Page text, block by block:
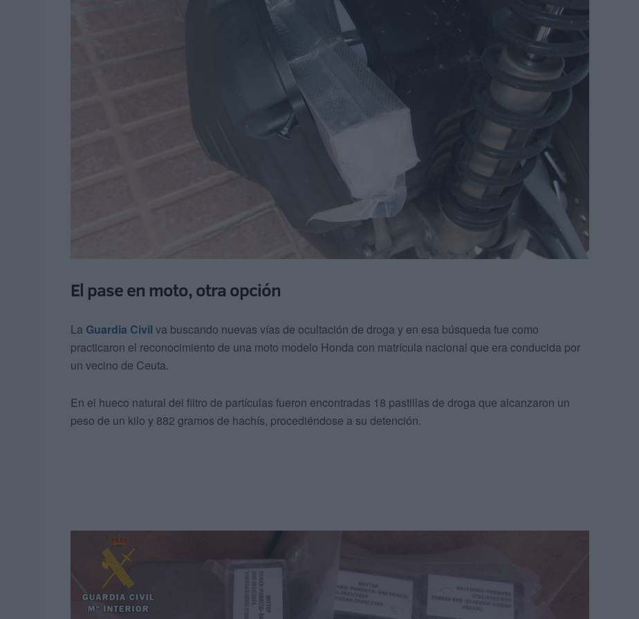
El pase en moto, otra opción
La Guardia Civil va buscando nuevas vías de ocultación de droga y en esa búsqueda fue como
practicaron el reconocimiento de una moto modelo Honda con matrícula nacional que era conducida por
un vecino de Ceuta.
En el hueco natural del filtro de partículas fueron encontradas 18 pastillas de droga que alcanzaron un
peso de un kilo y 882 gramos de hachís, procediéndose a su detención.